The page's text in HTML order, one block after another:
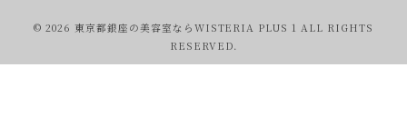
© 2026 東京都銀座の美容室ならWISTERIA PLUS 1 ALL RIGHTS
RESERVED.